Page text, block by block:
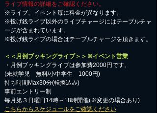
ライブ情報の詳細をご確認ください。
※ライブ、イベント毎に料金が異なります。
※投げ銭ライブ以外のライブチャージにはテーブルチャ
ージが含まれています。
※投げ銭ライブの場合はテーブルチャージを頂きます。
＜＜月例ブッキングライブ＞＞※イベント営業
・月例ブッキングライブは参加費2000円です。
​(未就学児 無料/小中学生 1000円)
持ち時間Max30分(転換込み)
事前エントリー制
毎月第３日曜日14時～18時開催(※変更の場合あり)
こちらからスケジュールをご確認ください